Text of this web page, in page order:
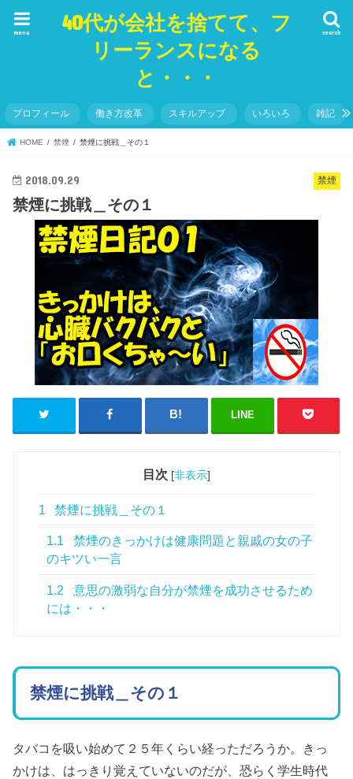
40代が会社を捨てて、フ
リーランスになる
と・・・
search
menu
プロフィール 働き方改革 スキルアップ いろいろ 雑記
HOME 禁煙 禁煙に挑戦＿その１
禁煙
2018.09.29
禁煙に挑戦＿その１
LINE
目次 [非表示]
1 禁煙に挑戦＿その１
1.1
禁煙のきっかけは健康問題と親戚の女の子
のキツい一言
1.2
意思の激弱な自分が禁煙を成功させるため
には・・・
禁煙に挑戦＿その１
タバコを吸い始めて２５年くらい経っただろうか。きっ
かけは、はっきり覚えていないのだが、恐らく学生時代